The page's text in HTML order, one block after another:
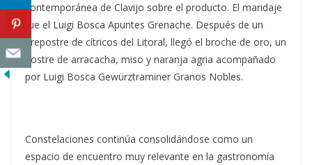
contemporánea de Clavijo sobre el producto. El maridaje
fue el Luigi Bosca Apuntes Grenache. Después de un
prepostre de cítricos del Litoral, llegó el broche de oro, un
postre de arracacha, miso y naranja agria acompañado
por Luigi Bosca Gewürztraminer Granos Nobles.
Constelaciones continúa consolidándose como un
espacio de encuentro muy relevante en la gastronomía